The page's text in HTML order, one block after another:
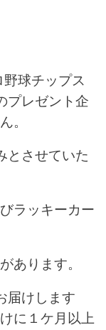
球チップス
プレゼント企
。
とさせていた
ラッキーカー
あります。
届けします
に１ケ月以上